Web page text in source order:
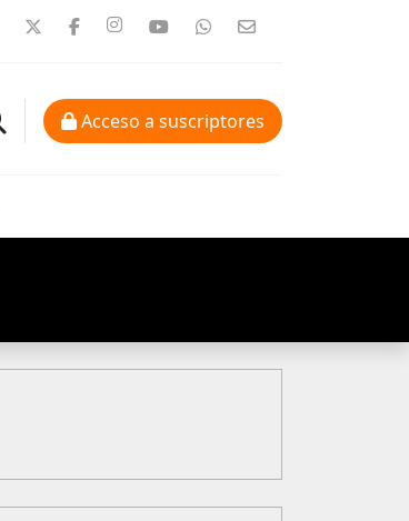
Acceso a suscriptores